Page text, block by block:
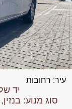
עיר: רחובות
יד
סוג מנוע: